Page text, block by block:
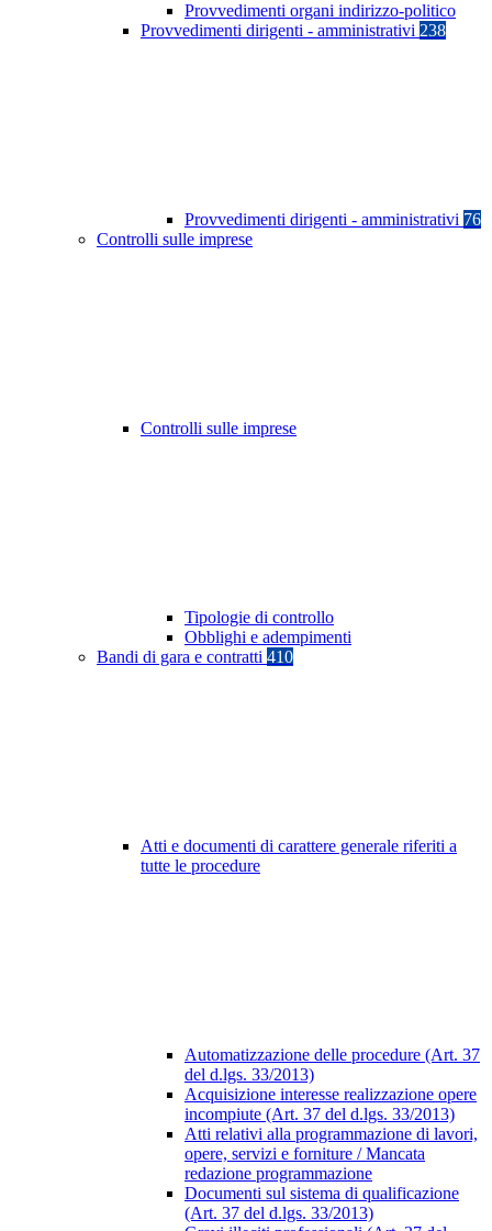
Provvedimenti organi indirizzo-politico
Provvedimenti dirigenti - amministrativi 238
Provvedimenti dirigenti - amministrativi 76
Controlli sulle imprese
Controlli sulle imprese
Tipologie di controllo
Obblighi e adempimenti
Bandi di gara e contratti 410
Atti e documenti di carattere generale riferiti a
tutte le procedure
Automatizzazione delle procedure (Art. 37
del d.lgs. 33/2013)
Acquisizione interesse realizzazione opere
incompiute (Art. 37 del d.lgs. 33/2013)
Atti relativi alla programmazione di lavori,
opere, servizi e forniture / Mancata
redazione programmazione
Documenti sul sistema di qualificazione
(Art. 37 del d.lgs. 33/2013)